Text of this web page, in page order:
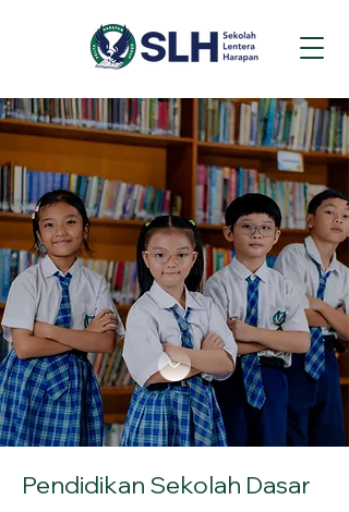
Pendidikan Sekolah Dasar